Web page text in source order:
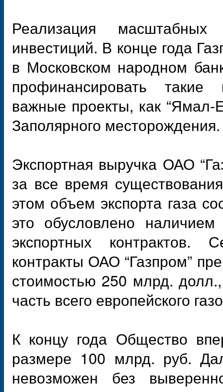
Реализация
инвестиций. В конце года
в Московском народном
профинансировать такие
важные проекты, как “Ямал-
Заполярного месторождения.
Экспортная выручка ОАО
за все время
этом объем экспорта газа
это обусловлено
экспортных контрактов.
контракты ОАО “Газпром”
стоимостью 250 млрд.
часть всего европейского
К концу года Общество
размере 100 млрд. руб.
невозможен без